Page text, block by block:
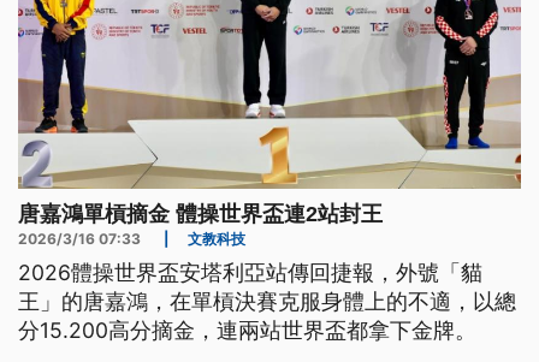
唐嘉鴻單槓摘金 體操世界盃連2站封王
2026/3/16 07:33 文教科技
2026體操世界盃安塔利亞站傳回捷報，外號「貓
王」的唐嘉鴻，在單槓決賽克服身體上的不適，以總
分15.200高分摘金，連兩站世界盃都拿下金牌。